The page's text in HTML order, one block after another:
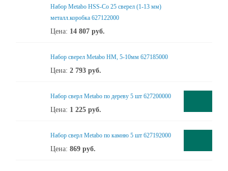
Набор Metabo HSS-Co 25 сверел (1-13 мм)
металл.коробка 627122000
Цена: 14 807 руб.
Набор сверел Metabo HM, 5-10мм 627185000
Цена: 2 793 руб.
Набор сверл Metabo по дереву 5 шт 627200000
Цена: 1 225 руб.
Набор сверл Metabo по камню 5 шт 627192000
Цена: 869 руб.